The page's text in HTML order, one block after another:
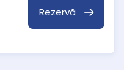
Rezervă